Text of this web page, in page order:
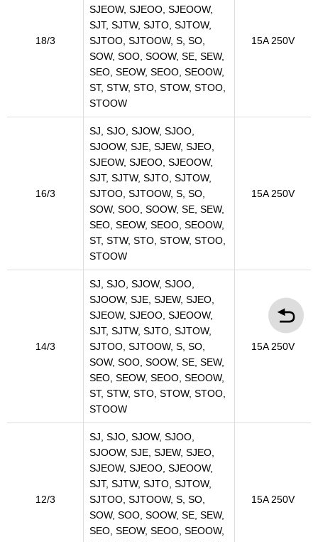
18/3
SJEOW, SJEOO, SJEOOW,
SJT, SJTW, SJTO, SJTOW,
SJTOO, SJTOOW, S, SO,
SOW, SOO, SOOW, SE, SEW,
SEO, SEOW, SEOO, SEOOW,
ST, STW, STO, STOW, STOO,
STOOW
15A 250V
16/3
SJ, SJO, SJOW, SJOO,
SJOOW, SJE, SJEW, SJEO,
SJEOW, SJEOO, SJEOOW,
SJT, SJTW, SJTO, SJTOW,
SJTOO, SJTOOW, S, SO,
SOW, SOO, SOOW, SE, SEW,
SEO, SEOW, SEOO, SEOOW,
ST, STW, STO, STOW, STOO,
STOOW
15A 250V
14/3
SJ, SJO, SJOW, SJOO,
SJOOW, SJE, SJEW, SJEO,
SJEOW, SJEOO, SJEOOW,
SJT, SJTW, SJTO, SJTOW,
SJTOO, SJTOOW, S, SO,
SOW, SOO, SOOW, SE, SEW,
SEO, SEOW, SEOO, SEOOW,
ST, STW, STO, STOW, STOO,
STOOW
15A 250V
12/3
SJ, SJO, SJOW, SJOO,
SJOOW, SJE, SJEW, SJEO,
SJEOW, SJEOO, SJEOOW,
SJT, SJTW, SJTO, SJTOW,
SJTOO, SJTOOW, S, SO,
SOW, SOO, SOOW, SE, SEW,
SEO, SEOW, SEOO, SEOOW,
15A 250V